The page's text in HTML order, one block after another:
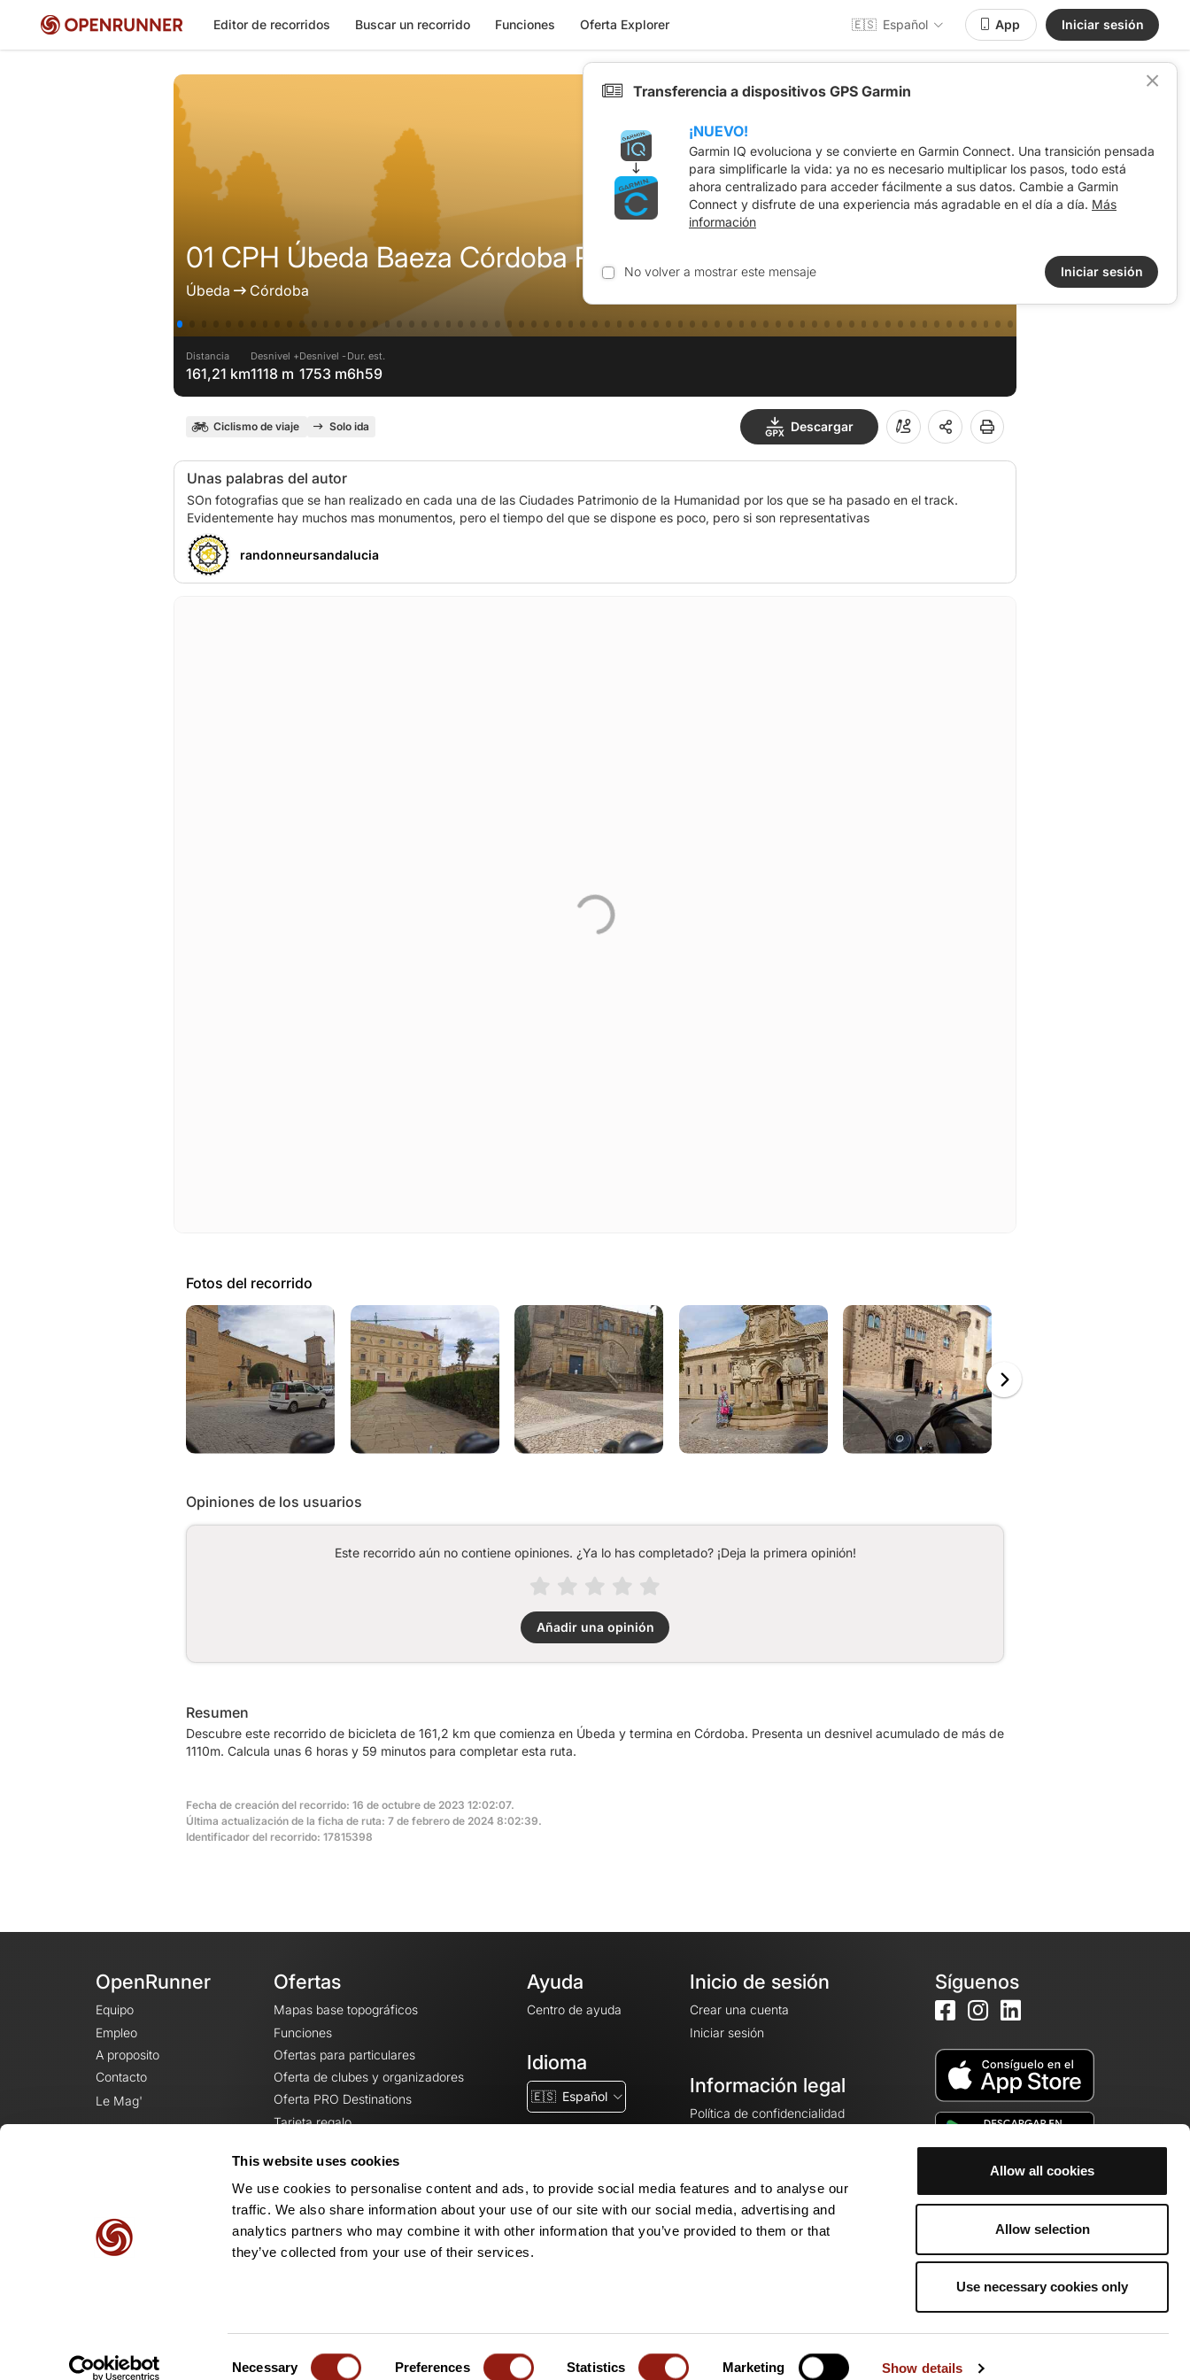
This website uses cookies
We use cookies to personalise content and ads, to provide social media features and to analyse our
traffic. We also share information about your use of our site with our social media, advertising and
analytics partners who may combine it with other information that you’ve provided to them or that
they’ve collected from your use of their services.
Necessary Preferences Statistics Marketing Show details
Allow all cookies
Allow selection
Use necessary cookies only
Editor de recorridos Buscar un recorrido Funciones Oferta Explorer 🇪🇸 Español App Iniciar sesión
01 CPH Úbeda Baeza Córdoba REALIZADA y corregida
Úbeda Córdoba
Distancia
161,21 km
Desnivel +
1118 m
Desnivel -
1753 m
Dur. est.
6h59
Ciclismo de viaje Solo ida Descargar
Unas palabras del autor
SOn fotografias que se han realizado en cada una de las Ciudades Patrimonio de la Humanidad por los que se ha pasado en el track.
randonneursandalucia
Fotos del recorrido
Opiniones de los usuarios
Este recorrido aún no contiene opiniones. ¿Ya lo has completado? ¡Deja la primera opinión!
Añadir una opinión
Resumen
Descubre este recorrido de bicicleta de 161,2 km que comienza en Úbeda y termina en Córdoba. Presenta un desnivel acumulado de más de
1110m. Calcula unas 6 horas y 59 minutos para completar esta ruta.
Fecha de creación del recorrido: 16 de octubre de 2023 12:02:07.
Última actualización de la ficha de ruta: 7 de febrero de 2024 8:02:39.
Identificador del recorrido: 17815398
OpenRunner
Equipo
Empleo
A proposito
Contacto
Le Mag'
Ofertas
Mapas base topográficos
Funciones
Ofertas para particulares
Oferta de clubes y organizadores
Oferta PRO Destinations
Tarjeta regalo
Ayuda
Centro de ayuda
Idioma
🇪🇸 Español
Inicio de sesión
Crear una cuenta
Iniciar sesión
Información legal
Política de confidencialidad
Avisos legales
Configuración de cookies
Síguenos
Crea una cuenta y únete a una comunidad de entusiastas.
Transferencia a dispositivos GPS Garmin
¡NUEVO!
Garmin IQ evoluciona y se convierte en Garmin Connect. Una transición pensada
para simplificarle la vida: ya no es necesario multiplicar los pasos, todo está
ahora centralizado para acceder fácilmente a sus datos. Cambie a Garmin
Connect y disfrute de una experiencia más agradable en el día a día. Más
información
No volver a mostrar este mensaje Iniciar sesión